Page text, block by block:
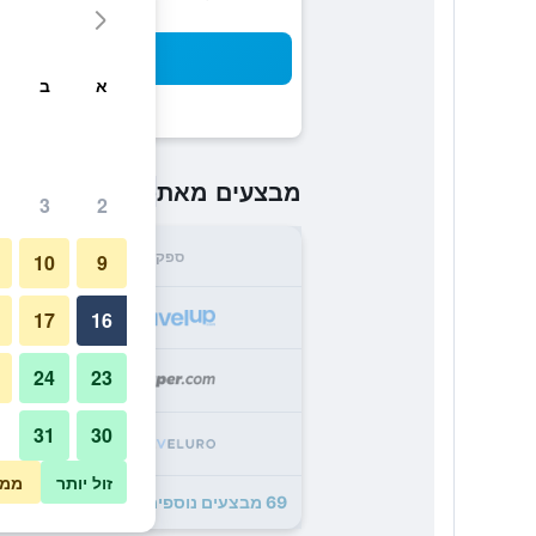
מבצעים מאת ₪465
ספק
69 מבצעים נוספים לNovotel London Canary Wharf
א ב
2
3
9
10
16
17
23
24
30
31
זול יותר